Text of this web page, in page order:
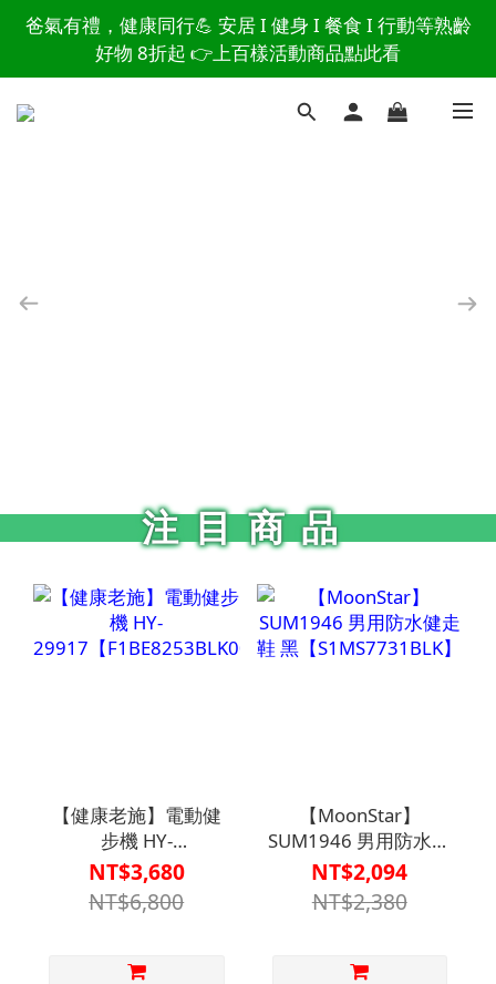
讀懂爸爸總說「不用買」的堅強 👉 3大生活貼心巧
思，找回他的生活主導權
好物 8折起 👉上百樣活動商品點此看
讀懂爸爸總說「不用買」的堅強 👉 3大生活貼心巧
思，找回他的生活主導權
注目商品
【健康老施】電動健
步機 HY-
29917【F1BE8253BLK0000】
NT$3,680
NT$6,800
【MoonStar】
SUM1946 男用防水健
走鞋 黑
【S1MS7731BLK】
NT$2,094
NT$2,380